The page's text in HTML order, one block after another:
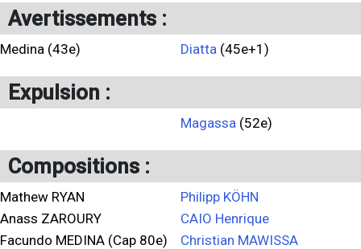
Avertissements :
Medina (43e) Diatta (45e+1)
Expulsion :
Magassa (52e)
Compositions :
Mathew RYAN
Anass ZAROURY
Facundo MEDINA (Cap 80e)
Philipp KÖHN
CAIO Henrique
Christian MAWISSA